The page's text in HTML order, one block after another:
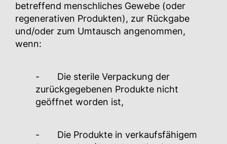
betreffend menschliches Gewebe (oder
regenerativen Produkten), zur Rückgabe
und/oder zum Umtausch angenommen,
wenn:
- Die sterile Verpackung der
zurückgegebenen Produkte nicht
geöffnet worden ist,
- Die Produkte in verkaufsfähigem